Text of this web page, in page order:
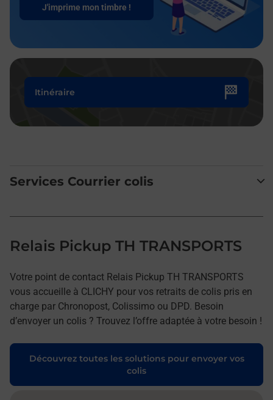
J'imprime mon timbre !
Itinéraire
Services Courrier colis
Relais Pickup TH TRANSPORTS
Votre point de contact Relais Pickup TH TRANSPORTS
vous accueille à CLICHY pour vos retraits de colis pris en
charge par Chronopost, Colissimo ou DPD. Besoin
d’envoyer un colis ? Trouvez l’offre adaptée à votre besoin !
Découvrez toutes les solutions pour envoyer vos
colis